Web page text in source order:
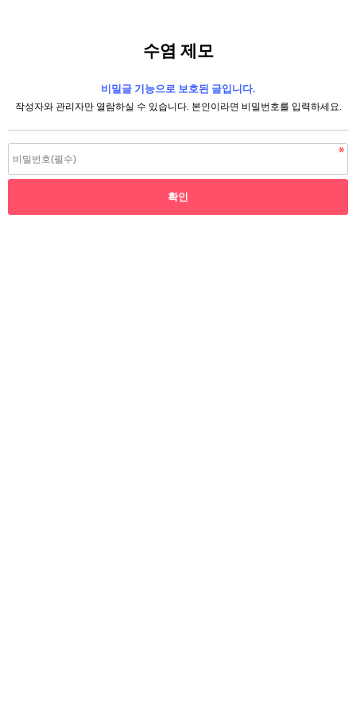
수염 제모
비밀글 기능으로 보호된 글입니다.
작성자와 관리자만 열람하실 수 있습니다. 본인이라면 비밀번호를 입력하세요.